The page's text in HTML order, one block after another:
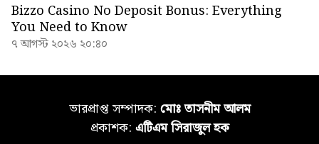
Bizzo Casino No Deposit Bonus: Everything
You Need to Know
৭ আগস্ট ২০২৬ ২০:৪০
ভারপ্রাপ্ত সম্পাদক: মোঃ তাসনীম আলম
প্রকাশক: এটিএম সিরাজুল হক